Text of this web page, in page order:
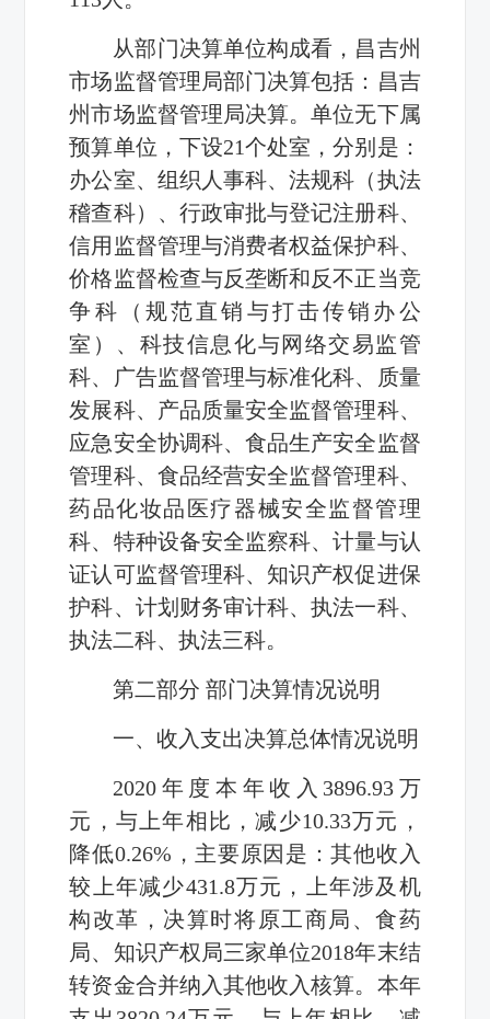
从部门决算单位构成看，昌吉州
市场监督管理局部门决算包括：昌吉
州市场监督管理局决算。单位无下属
预算单位，下设21个处室，分别是：
办公室、组织人事科、法规科（执法
稽查科）、行政审批与登记注册科、
信用监督管理与消费者权益保护科、
价格监督检查与反垄断和反不正当竞
争科（规范直销与打击传销办公
室）、科技信息化与网络交易监管
科、广告监督管理与标准化科、质量
发展科、产品质量安全监督管理科、
应急安全协调科、食品生产安全监督
管理科、食品经营安全监督管理科、
药品化妆品医疗器械安全监督管理
科、特种设备安全监察科、计量与认
证认可监督管理科、知识产权促进保
护科、计划财务审计科、执法一科、
执法二科、执法三科。
第二部分 部门决算情况说明
一、收入支出决算总体情况说明
2020年度本年收入3896.93万
元，与上年相比，减少10.33万元，
降低0.26%，主要原因是：其他收入
较上年减少431.8万元，上年涉及机
构改革，决算时将原工商局、食药
局、知识产权局三家单位2018年末结
转资金合并纳入其他收入核算。本年